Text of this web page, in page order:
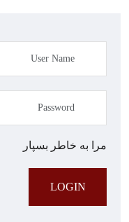
مرا به خاطر بسپار
LOGIN